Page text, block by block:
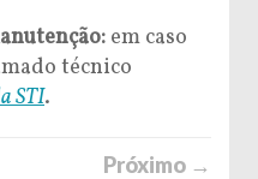
em caso
técnico
STI.
Próximo →